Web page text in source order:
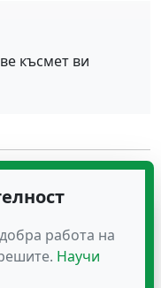
късмет ви
работа на
Научи